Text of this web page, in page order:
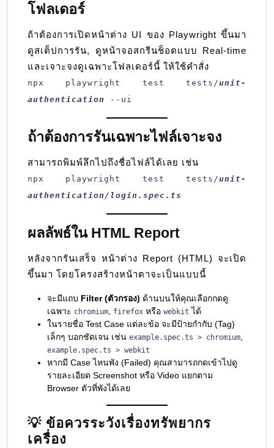
โฟลเดอร์
ถ้าต้องการเปิดหน้าต่าง UI ของ Playwright ขึ้นมา
ดูสเต็ปการรัน, ดูหน้าจอสกรีนช็อตแบบ Real-time
และเจาะจงดูเฉพาะโฟลเดอร์นี้ ให้ใช้คำสั่ง
npx playwright test tests/unit-
authentication
--ui
ถ้าต้องการรันเฉพาะไฟล์เจาะจง
สามารถพิมพ์ลึกไปถึงชื่อไฟล์ได้เลย เช่น
npx playwright test tests/unit-
authentication/login.spec.ts
ผลลัพธ์ใน HTML Report
หลังจากรันเสร็จ หน้าต่าง Report (HTML) จะเปิด
ขึ้นมา โดยโครงสร้างหน้าตาจะเป็นแบบนี้
จะมีแถบ Filter (ตัวกรอง) ด้านบนให้คุณเลือกกดดู
เฉพาะ chromium, firefox หรือ webkit ได้
ในรายชื่อ Test Case แต่ละข้อ จะมีป้ายกำกับ (Tag)
เล็กๆ บอกชัดเจน เช่น example.spec.ts > chromium,
example.spec.ts > webkit
หากมี Case ไหนพัง (Failed) คุณสามารถกดเข้าไปดู
รายละเอียด Screenshot หรือ Video แยกตาม
Browser ตัวที่พังได้เลย
💡 ข้อควรระวังเรื่องทรัพยากร
เครื่อง